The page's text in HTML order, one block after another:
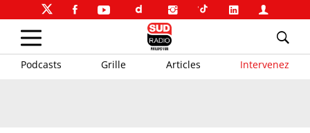
Podcasts Grille Articles Intervenez